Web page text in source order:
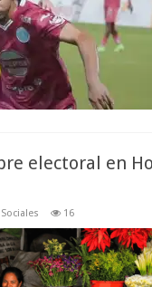
electoral en
Sociales 16